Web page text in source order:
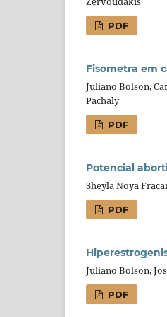
PDF
Fisometra em
Juliano Bolson,
Pachaly
PDF
Potencial
Sheyla Noya
PDF
Juliano Bolson,
PDF